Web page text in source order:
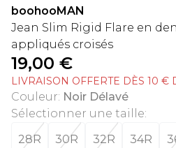
boohooMAN
Jean Slim Rigid Flare en
appliqués croisés
19,00 €
LIVRAISON OFFERTE DÈS 10 €
Couleur: Noir Délavé
Sélectionner une taille:
28R
30R 32R 34R